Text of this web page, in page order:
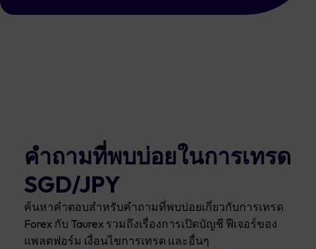
คำถามที่พบบ่อยในการเทรด
SGD/JPY
ค้นหาคำตอบสำหรับคำถามที่พบบ่อยเกี่ยวกับการเทรด
Forex กับ Taurex รวมถึงเรื่องการเปิดบัญชี ฟีเจอร์ของ
แพลตฟอร์ม เงื่อนไขการเทรด และอื่นๆ